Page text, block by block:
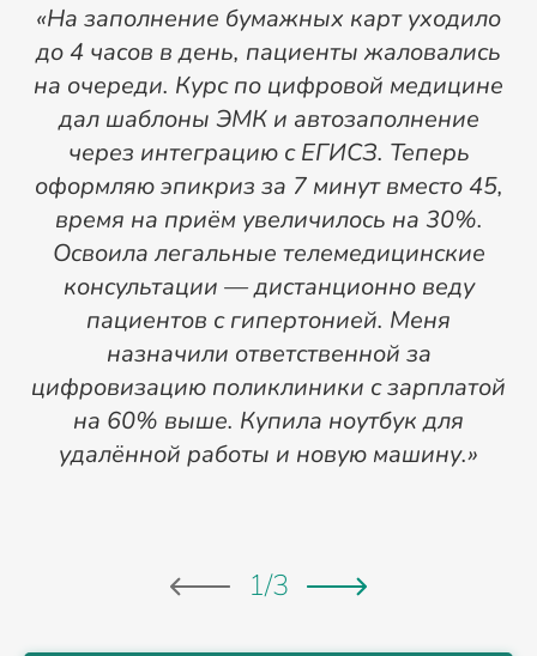
«На заполнение бумажных карт уходило
до 4 часов в день, пациенты жаловались
на очереди. Курс по цифровой медицине
дал шаблоны ЭМК и автозаполнение
через интеграцию с ЕГИСЗ. Теперь
оформляю эпикриз за 7 минут вместо 45,
время на приём увеличилось на 30%.
Освоила легальные телемедицинские
консультации — дистанционно веду
пациентов с гипертонией. Меня
назначили ответственной за
цифровизацию поликлиники с зарплатой
на 60% выше. Купила ноутбук для
удалённой работы и новую машину.»
1/3